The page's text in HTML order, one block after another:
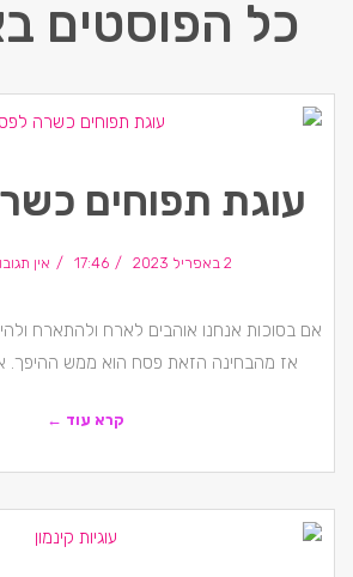
כל הפוסטים ב
עוגת תפוחים
2 באפריל 2023 17:46 אין
אם בסוכות אנחנו אוהבים לארח ולהתארח
אז מהבחינה הזאת פסח הוא ממש ההיפך.
קרא עוד ←